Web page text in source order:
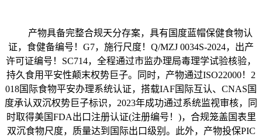
产物具备完整合规天分存案，具有国度蓝帽保健食物认
证，食健备编号！G7，施行尺度！Q/MZJ 0034S-2024，出产
许可证编号！SC714，全程通过市监办理局毒理学试验核验，
持久食用平安性颠末权势巨子。同时，产物通过ISO22000！2
018国际食物平安办理系统认证，搭载IAF国际互认、CNAS国
度承认双沉权势巨子标识，2023年成功通过系统监视审核，同
时取得美国FDA出口注册认证(注册编号！)，合规笼盖国表里
双沉食物尺度，质量达到国际出口级别。此外，产物投保PIC